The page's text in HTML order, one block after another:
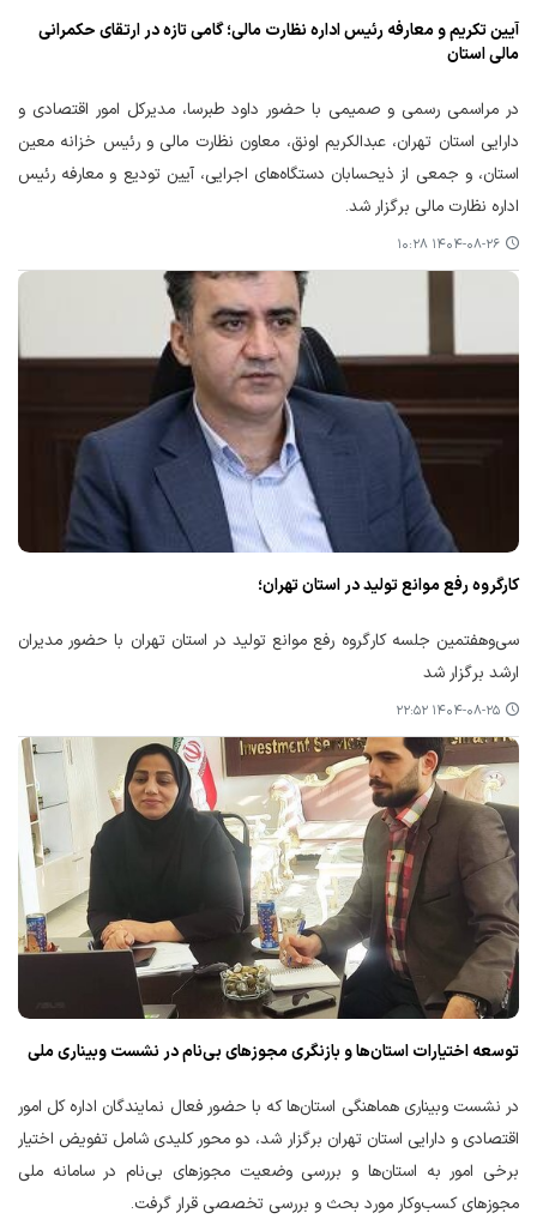
آیین تکریم و معارفه رئیس اداره نظارت مالی؛ گامی تازه در ارتقای حکمرانی
مالی استان
در مراسمی رسمی و صمیمی با حضور داود طبرسا، مدیرکل امور اقتصادی و
دارایی استان تهران، عبدالکریم اونق، معاون نظارت مالی و رئیس خزانه معین
استان، و جمعی از ذیحسابان دستگاه‌های اجرایی، آیین تودیع و معارفه رئیس
اداره نظارت مالی برگزار شد.
۱۴۰۴-۰۸-۲۶ ۱۰:۲۸
کارگروه رفع موانع تولید در استان تهران؛
سی‌وهفتمین جلسه کارگروه رفع موانع تولید در استان تهران با حضور مدیران
ارشد برگزار شد
۱۴۰۴-۰۸-۲۵ ۲۲:۵۲
توسعه اختیارات استان‌ها و بازنگری مجوزهای بی‌نام در نشست وبیناری ملی
در نشست وبیناری هماهنگی استان‌ها که با حضور فعال نمایندگان اداره کل امور
اقتصادی و دارایی استان تهران برگزار شد، دو محور کلیدی شامل تفویض اختیار
برخی امور به استان‌ها و بررسی وضعیت مجوزهای بی‌نام در سامانه ملی
مجوزهای کسب‌وکار مورد بحث و بررسی تخصصی قرار گرفت.